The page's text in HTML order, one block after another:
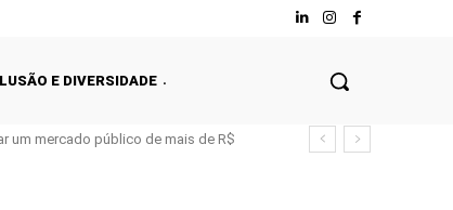
E DIVERSIDADE
um mercado público de mais de R$